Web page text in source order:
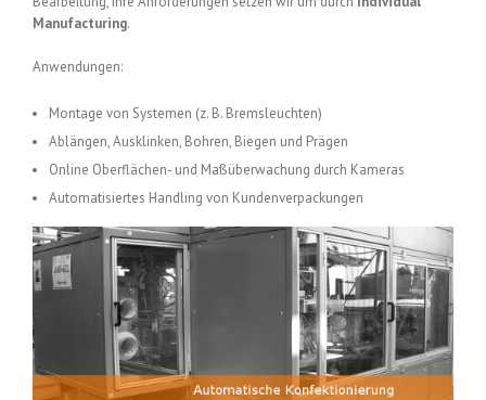
Manufacturing.
Anwendungen:
Montage von Systemen (z. B. Bremsleuchten)
Ablängen, Ausklinken, Bohren, Biegen und Prägen
Online Oberflächen- und Maßüberwachung durch Kameras
Automatisiertes Handling von Kundenverpackungen